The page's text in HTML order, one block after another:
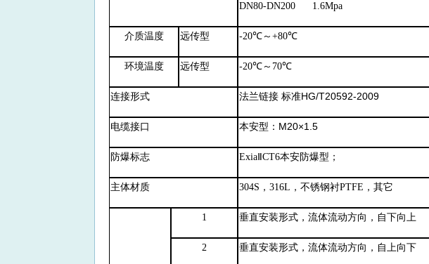
DN80-DN200 1.6Mpa
介质温度 远传型 -20℃～+80℃
环境温度 远传型 -20℃～70℃
连接形式 法兰链接 标准HG/T20592-2009
电缆接口 本安型： M20×1.5
防爆标志 ExiaⅡCT6本安防爆型；
主体材质 304S，316L，不锈钢衬PTFE，其它
1 垂直安装形式，流体流动方向，自下向上
2 垂直安装形式，流体流动方向，自上向下